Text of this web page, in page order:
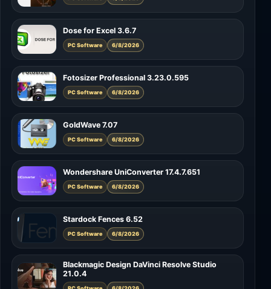
Dose for Excel 3.6.7
PC Software 6/8/2026
Fotosizer Professional 3.23.0.595
PC Software 6/8/2026
GoldWave 7.07
PC Software 6/8/2026
Wondershare UniConverter 17.4.7.651
PC Software 6/8/2026
Stardock Fences 6.52
PC Software 6/8/2026
Blackmagic Design DaVinci Resolve Studio
21.0.4